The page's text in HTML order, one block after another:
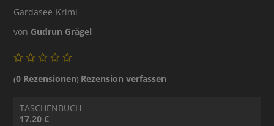
Gardasee-Krimi
von Gudrun Grägel
(0 Rezensionen) Rezension verfassen
TASCHENBUCH
17.20 €